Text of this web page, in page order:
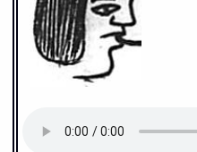
Traducción uno:persona
Traducción dos: persona
Diccionario: Arenas
Contexto:PERSONA
tlacatl= persona (Palabras que
comunmente se suelen dezir
nombrando diversas cosas: 2, 133)
1611 Arenas
México [Ciudad Universitaria, México
D.F.]: 2012 [29-08-2020]. Disponible en